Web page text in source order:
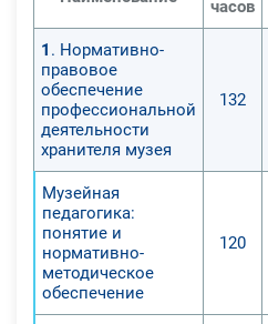
часов
1 . Нормативно-
правовое
обеспечение
профессиональной
деятельности
хранителя музея
132
Музейная
педагогика:
понятие и
нормативно-
методическое
обеспечение
120